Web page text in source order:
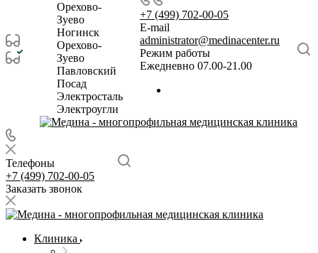
Орехово-
Зуево
Ногинск
Орехово-
Зуево
Павловский
Посад
Электросталь
Электроугли
+7 (499) 702-00-05
E-mail
administrator@medinacenter.ru
Режим работы
Ежедневно 07.00-21.00
Телефоны
+7 (499) 702-00-05
Заказать звонок
Клиника